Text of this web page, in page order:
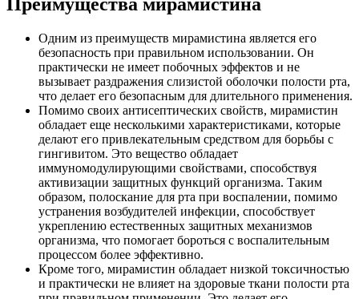
Одним из преимуществ мирамистина является его
безопасность при правильном использовании. Он
практически не имеет побочных эффектов и не
вызывает раздражения слизистой оболочки полости рта,
что делает его безопасным для длительного применения.
Помимо своих антисептических свойств, мирамистин
обладает еще несколькими характеристиками, которые
делают его привлекательным средством для борьбы с
гингивитом. Это вещество обладает
иммуномодулирующими свойствами, способствуя
активизации защитных функций организма. Таким
образом, полоскание для рта при воспалении, помимо
устранения возбудителей инфекции, способствует
укреплению естественных защитных механизмов
организма, что помогает бороться с воспалительным
процессом более эффективно.
Кроме того, мирамистин обладает низкой токсичностью
и практически не влияет на здоровые ткани полости рта